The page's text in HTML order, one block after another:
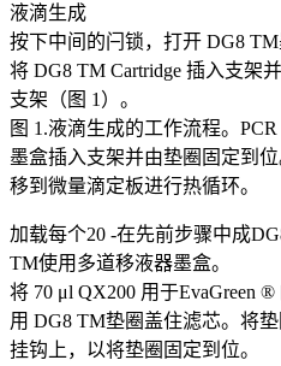
液滴生成
按下中间的闩锁，打开 DG8 TM
将 DG8 TM Cartridge 插入支架
支架（图 1）。
图 1.液滴生成的工作流程。
墨盒插入支架并由垫圈固定到
移到微量滴定板进行热循环。
加载每个20 -在先前步骤中成
TM使用多道移液器墨盒。
将 70 μl QX200 用于EvaGreen
用 DG8 TM垫圈盖住滤芯。将
挂钩上，以将垫圈固定到位。